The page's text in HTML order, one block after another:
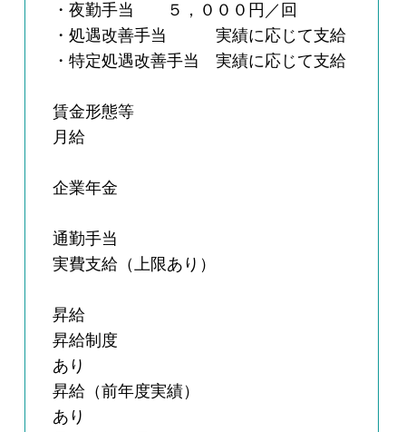
・夜勤手当 ５，０００円／回
・処遇改善手当 実績に応じて支給
・特定処遇改善手当 実績に応じて支給
賃金形態等
月給
企業年金
通勤手当
実費支給（上限あり）
昇給
昇給制度
あり
昇給（前年度実績）
あり